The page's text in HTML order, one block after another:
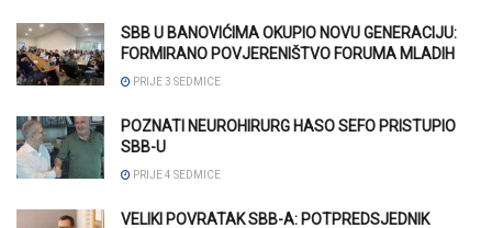
SBB U BANOVIĆIMA OKUPIO NOVU GENERACIJU:
FORMIRANO POVJERENIŠTVO FORUMA MLADIH
PRIJE 3 SEDMICE
POZNATI NEUROHIRURG HASO SEFO PRISTUPIO
SBB-U
PRIJE 4 SEDMICE
VELIKI POVRATAK SBB-A: POTPREDSJEDNIK